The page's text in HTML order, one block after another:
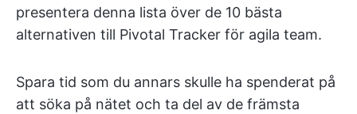
presentera denna lista över de 10 bästa
alternativen till Pivotal Tracker för agila team.
Spara tid som du annars skulle ha spenderat på
att söka på nätet och ta del av de främsta